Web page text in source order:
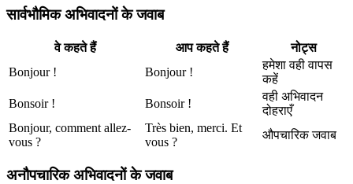
सार्वभौमिक अभिवादनों के जवाब
वे कहते हैं आप कहते हैं
नोट्स
Bonjour !
Bonjour !
हमेशा वही वापस
कहें
Bonsoir !
Bonsoir !
वही अभिवादन
दोहराएँ
Bonjour, comment allez-
vous ?
Très bien, merci. Et
vous ?
औपचारिक जवाब
अनौपचारिक अभिवादनों के जवाब